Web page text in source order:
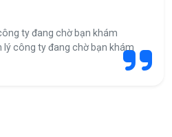
ty đang chờ bạn khám
lý công ty đang chờ bạn khám